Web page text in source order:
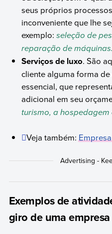
seus próprios
inconveniente que lhe
exemplo:seleção de
reparação de máquinas.
Serviços de luxo. São
cliente alguma forma
essencial, que
adicional em seu
turismo, a
Veja também:
Exemplos de
giro de uma empresa